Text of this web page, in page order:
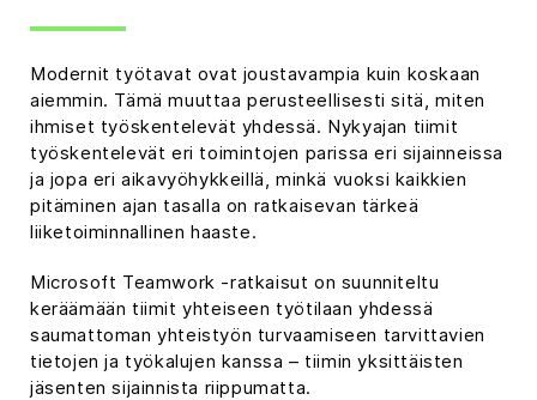
Modernit työtavat ovat joustavampia kuin koskaan
aiemmin. Tämä muuttaa perusteellisesti sitä, miten
ihmiset työskentelevät yhdessä. Nykyajan tiimit
työskentelevät eri toimintojen parissa eri sijainneissa
ja jopa eri aikavyöhykkeillä, minkä vuoksi kaikkien
pitäminen ajan tasalla on ratkaisevan tärkeä
liiketoiminnallinen haaste.
Microsoft Teamwork -ratkaisut on suunniteltu
keräämään tiimit yhteiseen työtilaan yhdessä
saumattoman yhteistyön turvaamiseen tarvittavien
tietojen ja työkalujen kanssa – tiimin yksittäisten
jäsenten sijainnista riippumatta.